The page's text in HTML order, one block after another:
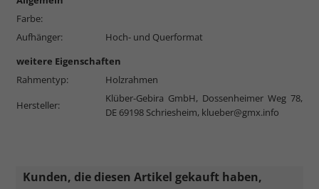
Farbe:
Aufhänger:
Hoch- und Querformat
weitere Eigenschaften
Rahmentyp:
Holzrahmen
Hersteller:
Klüber-Gebira GmbH, Dossenheimer Weg 78,
DE 69198 Schriesheim, klueber@gmx.info
Kunden, die diesen Artikel gekauft haben,